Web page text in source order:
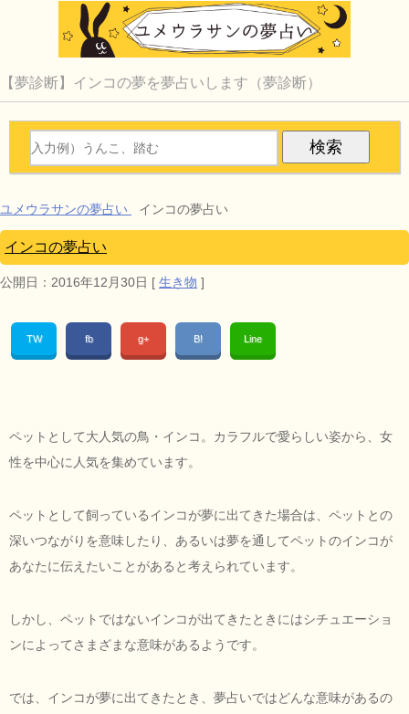
【夢診断】インコの夢を夢占いします（夢診断）
ユメウラサンの夢占い インコの夢占い
インコの夢占い
公開日： 2016年12月30日 [ 生き物 ]
TW fb g+ B! Line
ペットとして大人気の鳥・インコ。カラフルで愛らしい姿から、女
性を中心に人気を集めています。
ペットとして飼っているインコが夢に出てきた場合は、ペットとの
深いつながりを意味したり、あるいは夢を通してペットのインコが
あなたに伝えたいことがあると考えられています。
しかし、ペットではないインコが出てきたときにはシチュエーショ
ンによってさまざまな意味があるようです。
では、インコが夢に出てきたとき、夢占いではどんな意味があるの